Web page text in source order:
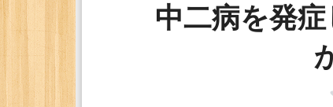
中二病を発